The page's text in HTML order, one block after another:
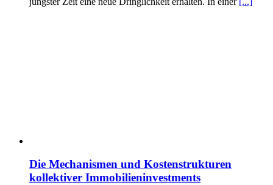
Die Mechanismen und Kostenstrukturen
kollektiver Immobilieninvestments